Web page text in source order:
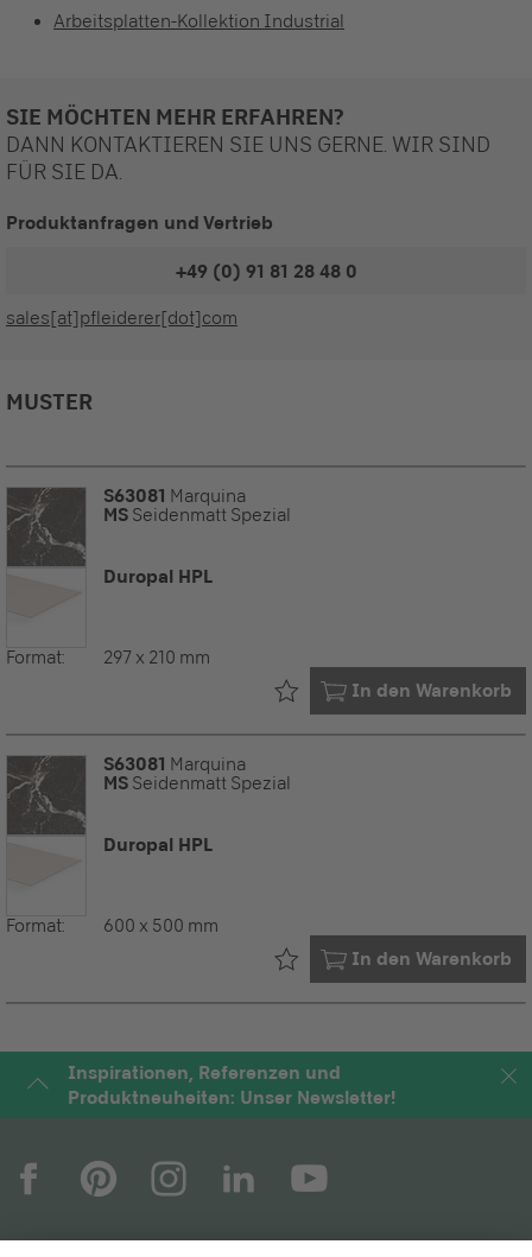
Arbeitsplatten-Kollektion Industrial
SIE MÖCHTEN MEHR ERFAHREN?
DANN KONTAKTIEREN SIE UNS GERNE. WIR SIND
FÜR SIE DA.
Produktanfragen und Vertrieb
+49 (0) 91 81 28 48 0
sales[at]pfleiderer[dot]com
MUSTER
S63081 Marquina
MS Seidenmatt Spezial
Duropal HPL
Format: 297 x 210 mm
In den Warenkorb
Bereits in Ihrem
S63081 Marquina
MS Seidenmatt Spezial
Duropal HPL
Format: 600 x 500 mm
In den Warenkorb
Bereits in Ihrem
Inspirationen, Referenzen und
Produktneuheiten: Unser Newsletter!